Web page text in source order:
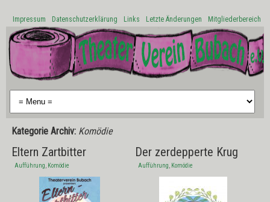
Impressum Datenschutzerklärung Links Letzte Änderungen Mitgliederbereich
Kategorie Archiv: Komödie
Eltern Zartbitter
Aufführung Komödie
Der zerdepperte Krug
Aufführung Komödie